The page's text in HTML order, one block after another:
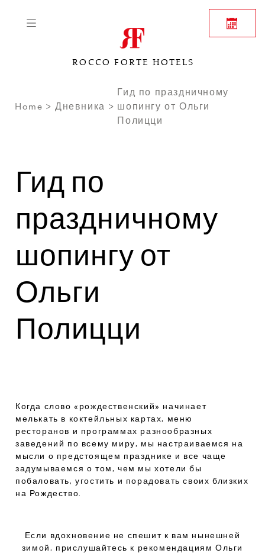
ROCCO FORTE HOTELS
Home Дневника
Гид по праздничному
шопингу от Ольги
Полицци
Гид по
праздничному
шопингу от
Ольги
Полицци
Когда слово «рождественский» начинает
мелькать в коктейльных картах, меню
ресторанов и программах разнообразных
заведений по всему миру, мы настраиваемся на
мысли о предстоящем празднике и все чаще
задумываемся о том, чем мы хотели бы
побаловать, угостить и порадовать своих близких
на Рождество.
Если вдохновение не спешит к вам нынешней
зимой, прислушайтесь к рекомендациям Ольги